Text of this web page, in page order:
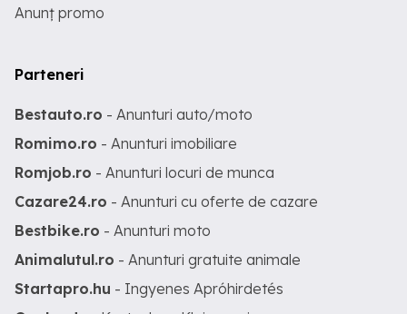
Anunț promo
Parteneri
Bestauto.ro - Anunturi auto/moto
Romimo.ro - Anunturi imobiliare
Romjob.ro - Anunturi locuri de munca
Cazare24.ro - Anunturi cu oferte de cazare
Bestbike.ro - Anunturi moto
Animalutul.ro - Anunturi gratuite animale
Startapro.hu - Ingyenes Apróhirdetés